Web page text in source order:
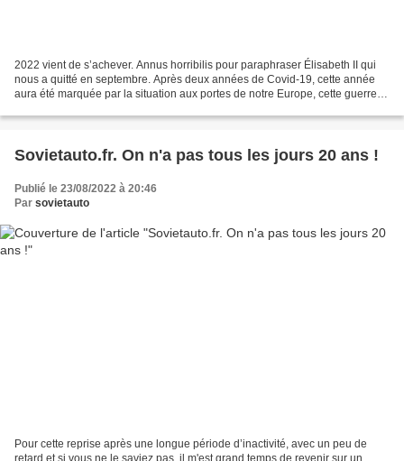
2022 vient de s’achever. Annus horribilis pour paraphraser Élisabeth II qui
nous a quitté en septembre. Après deux années de Covid-19, cette année
aura été marquée par la situation aux portes de notre Europe, cette guerre
Sovietauto.fr. On n'a pas tous les jours 20 ans !
Publié le 23/08/2022 à 20:46
Par sovietauto
Pour cette reprise après une longue période d’inactivité, avec un peu de
retard et si vous ne le saviez pas, il m'est grand temps de revenir sur un